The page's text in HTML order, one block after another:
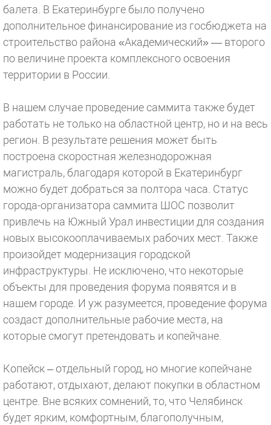
балета. В Екатеринбурге было получено
дополнительное финансирование из госбюджета на
строительство района «Академический» — второго
по величине проекта комплексного освоения
территории в России.
В нашем случае проведение саммита также будет
работать не только на областной центр, но и на весь
регион. В результате решения может быть
построена скоростная железнодорожная
магистраль, благодаря которой в Екатеринбург
можно будет добраться за полтора часа. Статус
города-организатора саммита ШОС позволит
привлечь на Южный Урал инвестиции для создания
новых высокооплачиваемых рабочих мест. Также
произойдет модернизация городской
инфраструктуры. Не исключено, что некоторые
объекты для проведения форума появятся и в
нашем городе. И уж разумеется, проведение форума
создаст дополнительные рабочие места, на
которые смогут претендовать и копейчане.
Копейск – отдельный город, но многие копейчане
работают, отдыхают, делают покупки в областном
центре. Вне всяких сомнений, то, что Челябинск
будет ярким, комфортным, благополучным,